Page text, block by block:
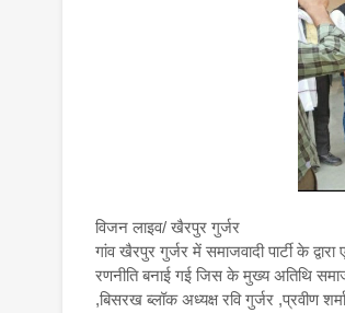
विजन लाइव/ खैरपुर गुर्जर
गांव खैरपुर गुर्जर में समाजवादी पार्टी के
रणनीति बनाई गई जिस के मुख्य अतिथि
,बिसरख ब्लॉक अध्यक्ष रवि गुर्जर ,प्रवीण